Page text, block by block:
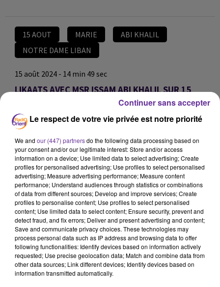
15 AOUT MARIE
ABI KHALIL
NOTRE DAME LIBAN
15 août 2024 - 14 min 49 sec
LIKAATS AVEC MSR ISSAM ABI KHALIL SUR 15
JS
LIKAATS avec MSR ISSAM ABI KHALIL sur 15 AOUT
بمناسبة ذكرى صعود السيدة مريم العذراء الذي يصادف في
الخامس عشر من شهر آب Août من كل عام ، نستضيف
المونسينيور عصام أبي خليل الوكيل البطريركي في باريس
ومدير البيت اللبناني الفرنسي للحديث عن هذه الذكرى وعن
معناها
0:00 14 min 49 sec
Le respect de votre vie privée est notre priorité
We and our (447) partnersdo the following data processing based on
your consent and/or our legitimate interest: Store and/or access
information on a device; Use limited data to select advertising; Create
profiles for personalised advertising; Use profiles to select personalised
advertising; Measure advertising performance; Measure content
performance; Understand audiences through statistics or combinations
of data from different sources; Develop and improve services; Create
profiles to personalise content; Use profiles to select personalised
content; Use limited data to select content; Ensure security, prevent and
detect fraud, and fix errors; Deliver and present advertising and content;
Save and communicate privacy choices. These technologies may
process personal data such as IP address and browsing data to offer
following functionalities: Identify devices based on information actively
requested; Use precise geolocation data; Match and combine data from
other data sources; Link different devices; Identify devices based on
information transmitted automatically.
Continuer sans accepter